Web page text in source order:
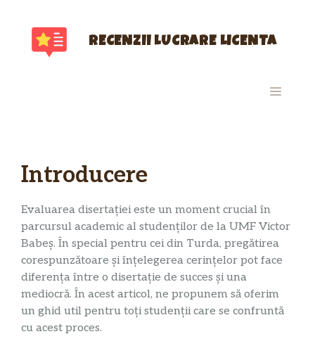
conținut
RECENZII LUCRARE LICENTA
MENIU
Introducere
Evaluarea disertației este un moment crucial în
parcursul academic al studenților de la UMF Victor
Babeș. În special pentru cei din Turda, pregătirea
corespunzătoare și înțelegerea cerințelor pot face
diferența între o disertație de succes și una
mediocră. În acest articol, ne propunem să oferim
un ghid util pentru toți studenții care se confruntă
cu acest proces.